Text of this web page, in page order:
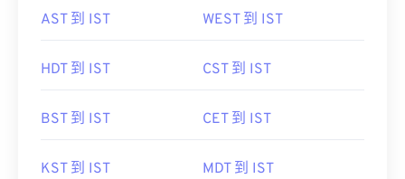
AST 到 IST WEST 到 IST
HDT 到 IST CST 到 IST
BST 到 IST CET 到 IST
KST 到 IST MDT 到 IST